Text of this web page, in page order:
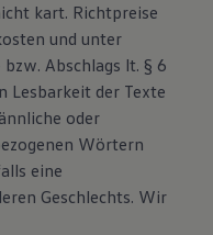
kart. Richtpreise
und unter
Abschlags lt. § 6
Lesbarkeit der Texte
oder
Wörtern
eine
Geschlechts. Wir